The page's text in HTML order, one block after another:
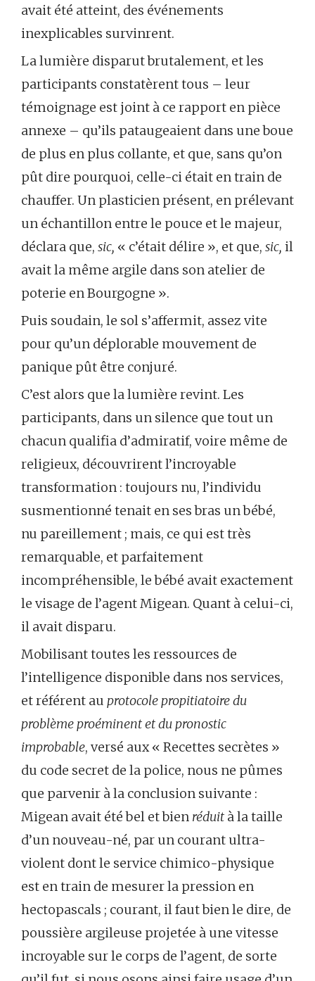
avait été atteint, des événements
inexplicables survinrent.
La lumière disparut brutalement, et les
participants constatèrent tous – leur
témoignage est joint à ce rapport en pièce
annexe – qu’ils pataugeaient dans une boue
de plus en plus collante, et que, sans qu’on
pût dire pourquoi, celle-ci était en train de
chauffer. Un plasticien présent, en prélevant
un échantillon entre le pouce et le majeur,
déclara que, sic, « c’était délire », et que, sic, il
avait la même argile dans son atelier de
poterie en Bourgogne ».
Puis soudain, le sol s’affermit, assez vite
pour qu’un déplorable mouvement de
panique pût être conjuré.
C’est alors que la lumière revint. Les
participants, dans un silence que tout un
chacun qualifia d’admiratif, voire même de
religieux, découvrirent l’incroyable
transformation : toujours nu, l’individu
susmentionné tenait en ses bras un bébé,
nu pareillement ; mais, ce qui est très
remarquable, et parfaitement
incompréhensible, le bébé avait exactement
le visage de l’agent Migean. Quant à celui-ci,
il avait disparu.
Mobilisant toutes les ressources de
l’intelligence disponible dans nos services,
et référent au protocole propitiatoire du
problème proéminent et du pronostic
improbable, versé aux « Recettes secrètes »
du code secret de la police, nous ne pûmes
que parvenir à la conclusion suivante :
Migean avait été bel et bien réduit à la taille
d’un nouveau-né, par un courant ultra-
violent dont le service chimico-physique
est en train de mesurer la pression en
hectopascals ; courant, il faut bien le dire, de
poussière argileuse projetée à une vitesse
incroyable sur le corps de l’agent, de sorte